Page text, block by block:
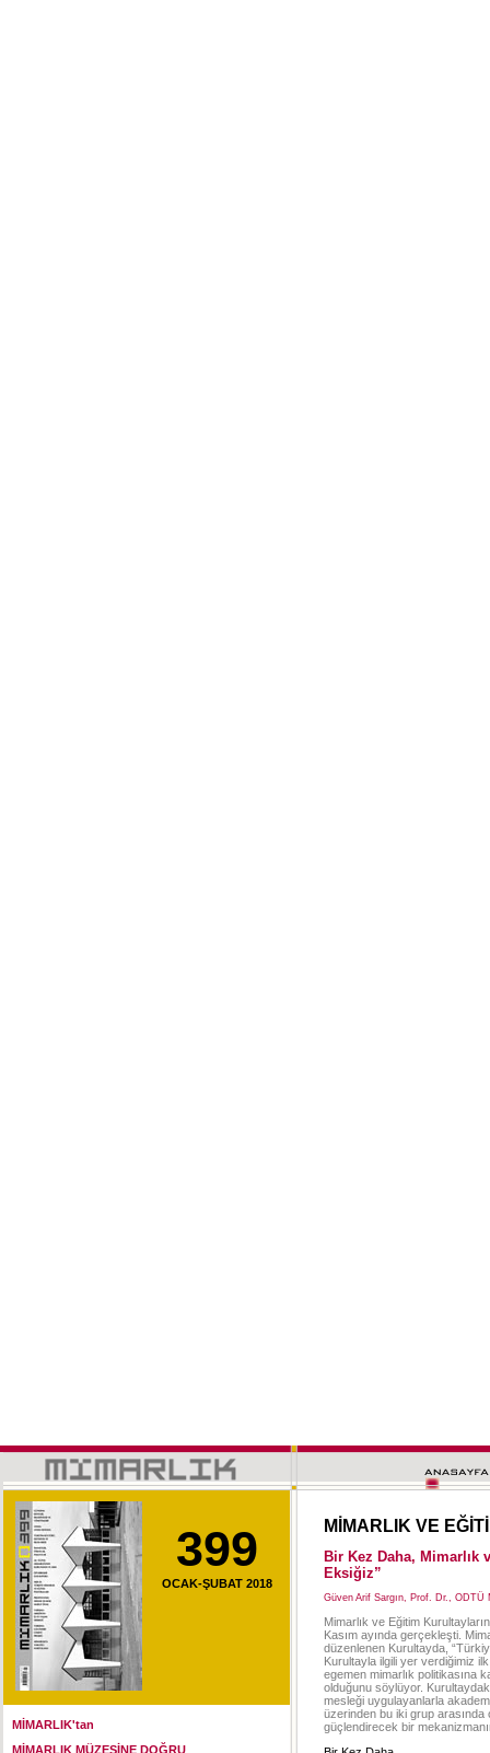
399
OCAK-ŞUBAT 2018
MİMARLIK'tan
MİMARLIK MÜZESİNE DOĞRU
MİMARLIK VE
Bir Kez Daha, Mimarlık
Eksiğiz”
Güven Arif Sargın, Prof. Dr., ODTÜ
Mimarlık ve Eğitim
Kasım ayında gerçekleşti.
düzenlenen Kurultayda,
Kurultayla ilgili yer verdiğimiz
egemen mimarlık politikasına
olduğunu söylüyor.
mesleği uygulayanlarla
üzerinden bu iki grup
güçlendirecek bir